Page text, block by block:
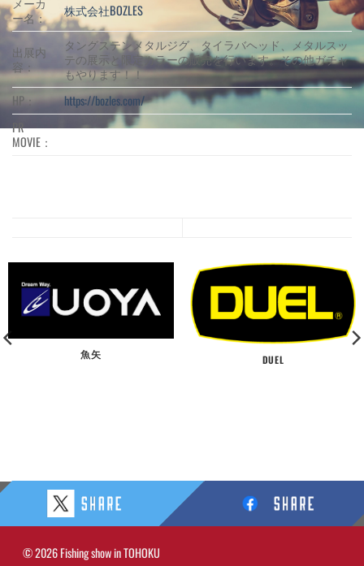
ー名：
株式会社BOZLES
出展内
容：
タングステンメタルジグ、タイラバヘッド、メタルスッ
テの展示と限定カラーの販売を行います。その他ガチャ
もやります！！
HP：
https://bozles.com/
PR
MOVIE：
魚矢 DUEL
© 2026 Fishing show in TOHOKU